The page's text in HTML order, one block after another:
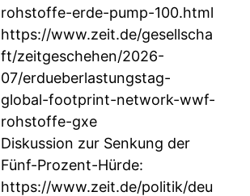
rohstoffe-erde-pump-100.html
https://www.zeit.de/gesellscha
ft/zeitgeschehen/2026-
07/erdueberlastungstag-
global-footprint-network-wwf-
rohstoffe-gxe
Diskussion zur Senkung der
Fünf-Prozent-Hürde:
https://www.zeit.de/politik/deu